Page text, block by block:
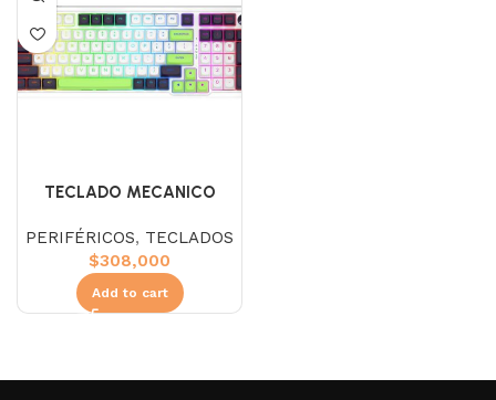
TECLADO MECANICO
MAX EISA
PERIFÉRICOS, TECLADOS
$308,000
Add to cart